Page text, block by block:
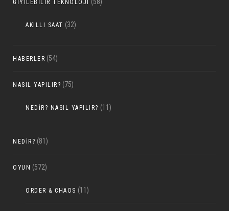
GIYILEBILIR TEKNOLOJI
AKILLI SAAT (32)
HABERLER (54)
NASIL YAPILIR? (75)
NEDIR? NASIL YAPILIR? (11)
NEDIR? (81)
OYUN (572)
ORDER & CHAOS (11)